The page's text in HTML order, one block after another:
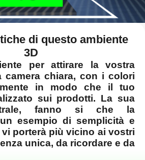
di questo ambiente
3D
per attirare la vostra
camera chiara, con i colori
in modo che il tuo
sui prodotti. La sua
fanno si che la
esempio di semplicità e
porterà più vicino ai vostri
unica, da ricordare e da